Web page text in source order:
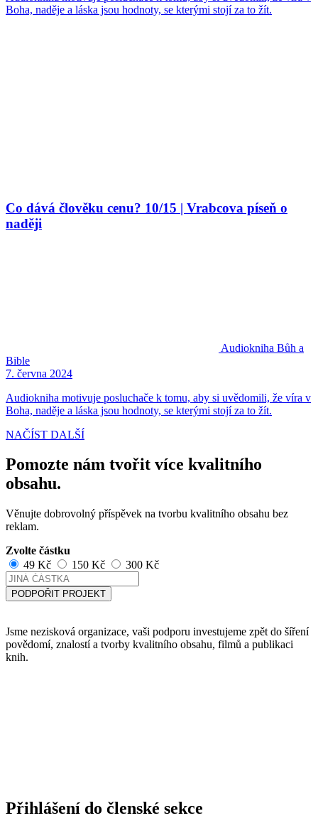
Boha, naděje a láska jsou hodnoty, se kterými stojí za to žít.
Co dává člověku cenu? 10/15 | Vrabcova píseň o
naději
Audiokniha Bůh a
Bible
7. června 2024
Audiokniha motivuje posluchače k tomu, aby si uvědomili, že víra v
Boha, naděje a láska jsou hodnoty, se kterými stojí za to žít.
NAČÍST DALŠÍ
Pomozte nám tvořit více kvalitního
obsahu.
Věnujte dobrovolný příspěvek na tvorbu kvalitního obsahu bez
reklam.
Zvolte částku
49 Kč
150 Kč 300 Kč
PODPOŘIT PROJEKT
Jsme nezisková organizace, vaši podporu investujeme zpět do šíření
povědomí, znalostí a tvorby kvalitního obsahu, filmů a publikaci
knih.
Přihlášení do členské sekce